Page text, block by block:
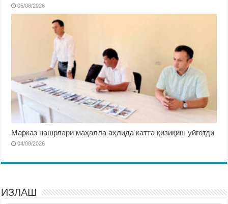
05/08/2026
Марказ нашрлари маҳалла аҳлида катта қизиқиш уйғотди
04/08/2026
ИЗЛАШ